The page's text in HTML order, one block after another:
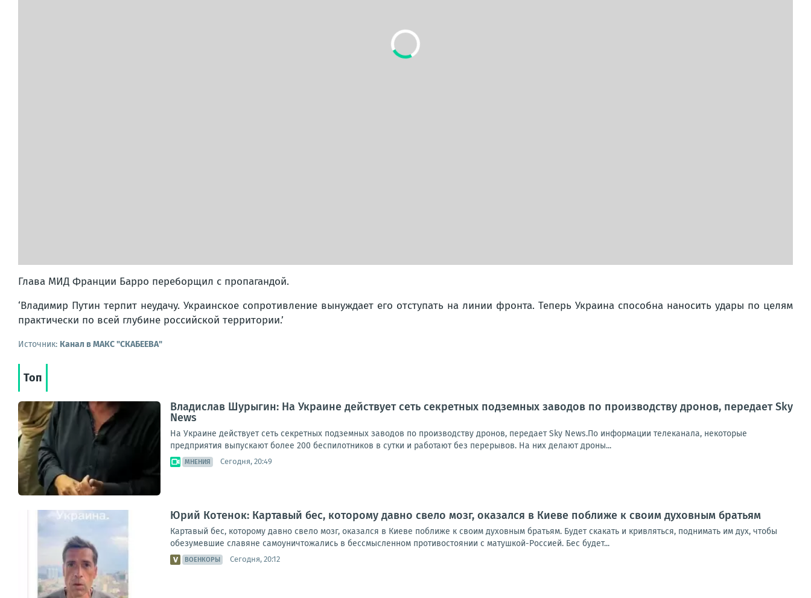
Глава МИД Франции Барро переборщил с пропагандой.
‘Владимир Путин терпит неудачу. Украинское сопротивление вынуждает его отступать на линии фронта. Теперь Украина способна наносить удары по целям
практически по всей глубине российской территории.’
Источник: Канал в МАКС "СКАБЕЕВА"
Топ
Владислав Шурыгин: На Украине действует сеть секретных подземных заводов по производству дронов, передает Sky
News
На Украине действует сеть секретных подземных заводов по производству дронов, передает Sky News.По информации телеканала, некоторые
предприятия выпускают более 200 беспилотников в сутки и работают без перерывов. На них делают дроны...
МНЕНИЯ Сегодня, 20:49
Юрий Котенок: Картавый бес, которому давно свело мозг, оказался в Киеве поближе к своим духовным братьям
Картавый бес, которому давно свело мозг, оказался в Киеве поближе к своим духовным братьям. Будет скакать и кривляться, поднимать им дух, чтобы
обезумевшие славяне самоуничтожались в бессмысленном противостоянии с матушкой-Россией. Бес будет...
ВОЕНКОРЫ Сегодня, 20:12